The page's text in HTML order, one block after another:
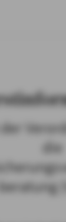
der
die